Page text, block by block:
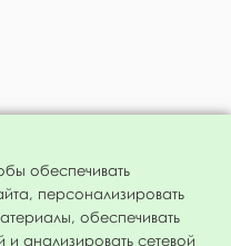
обеспечивать
персонализировать
обеспечивать
анализировать сетевой